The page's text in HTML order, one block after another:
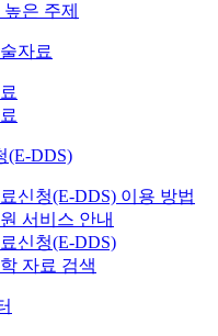
은 주제
자료
(E-DDS)
신청(E-DDS) 이용 방법
서비스 안내
신청(E-DDS)
자료 검색